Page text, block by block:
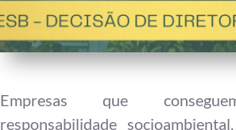
Empresas que
responsabilidade